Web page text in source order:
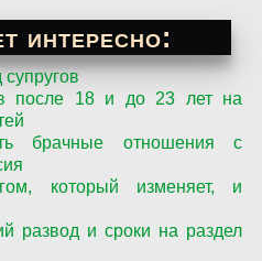
интересно:
после 18 и до 23 лет на
брачные отношения с
который изменяет, и
развод и сроки на раздел